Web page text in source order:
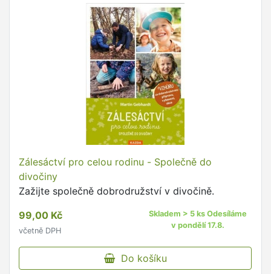
Zálesáctví pro celou rodinu - Společně do
divočiny
Zažijte společně dobrodružství v divočině.
99,00 Kč
včetně DPH
Skladem > 5 ks Odesíláme
v pondělí 17.8.
Do košíku